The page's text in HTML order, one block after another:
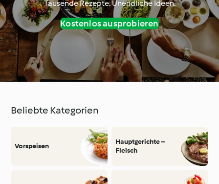
Tausende Rezepte. Unendliche Ideen.
Kostenlos ausprobieren
Beliebte Kategorien
Vorspeisen
Hauptgerichte –
Fleisch